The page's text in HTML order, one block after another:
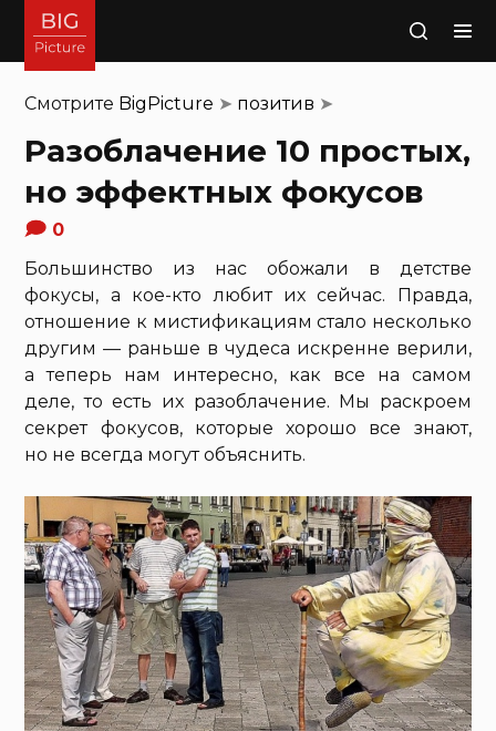
Поиск
Смотрите BigPicture ➤ позитив ➤
Разоблачение 10 простых,
но эффектных фокусов
0
Большинство из нас обожали в детстве
фокусы, а кое-кто любит их сейчас. Правда,
отношение к мистификациям стало несколько
другим — раньше в чудеса искренне верили,
а теперь нам интересно, как все на самом
деле, то есть их разоблачение. Мы раскроем
секрет фокусов, которые хорошо все знают,
но не всегда могут объяснить.